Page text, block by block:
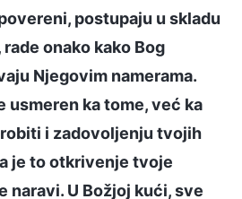
postupaju u skladu
onako kako Bog
Njegovim namerama.
usmeren ka tome, već ka
i zadovoljenju tvojih
je to otkrivenje tvoje
naravi. U Božjoj kući, sve